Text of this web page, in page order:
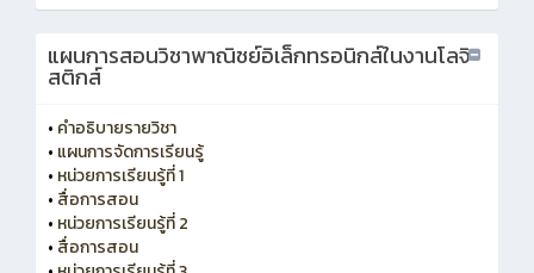
แผนการสอนวิชาพาณิชย์อิเล็กทรอนิกส์ในงานโลจิ
สติกส์
• คำอธิบายรายวิชา
• แผนการจัดการเรียนรู้
• หน่วยการเรียนรู้ที่ 1
• สื่อการสอน
• หน่วยการเรียนรู้ที่ 2
• สื่อการสอน